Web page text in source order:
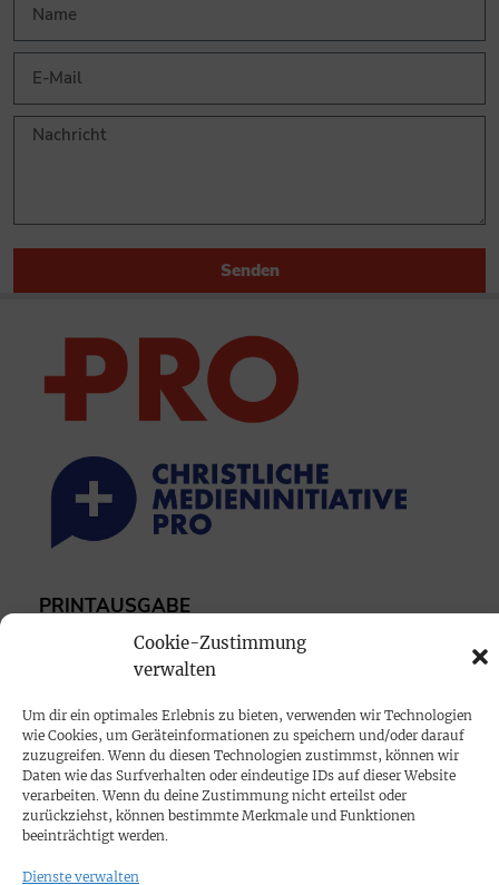
Cookie-Zustimmung
verwalten
Um dir ein optimales Erlebnis zu bieten, verwenden wir Technologien
wie Cookies, um Geräteinformationen zu speichern und/oder darauf
zuzugreifen. Wenn du diesen Technologien zustimmst, können wir
Daten wie das Surfverhalten oder eindeutige IDs auf dieser Website
verarbeiten. Wenn du deine Zustimmung nicht erteilst oder
zurückziehst, können bestimmte Merkmale und Funktionen
beeinträchtigt werden.
Dienste verwalten
Senden
PRINTAUSGABE
Mediadaten
PROKOMPAKT
Impressum
SPENDEN
Datenschutz